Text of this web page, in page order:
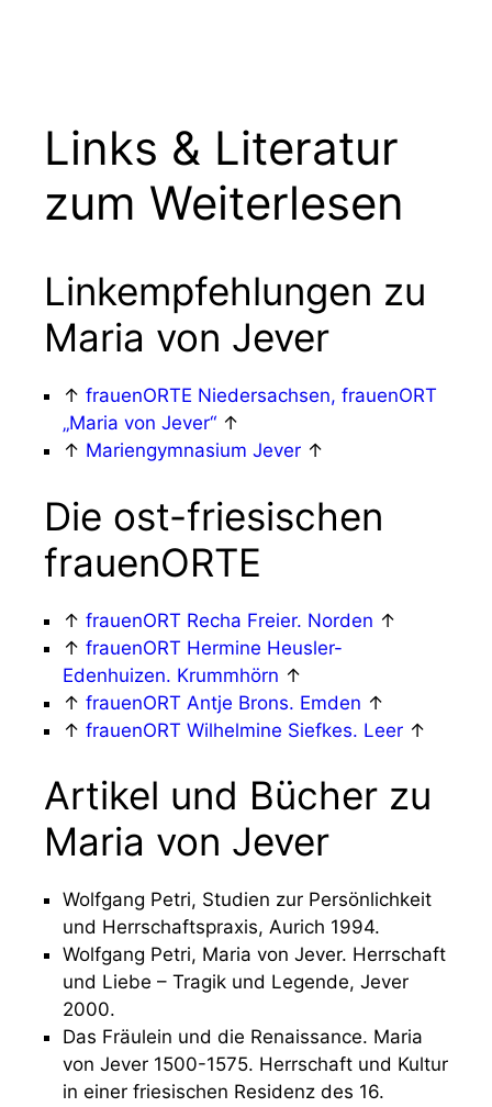
Links & Literatur
zum Weiterlesen
Linkempfehlungen zu
Maria von Jever
↑ frauenORTE Niedersachsen, frauenORT
„Maria von Jever“ ↑
↑ Mariengymnasium Jever ↑
Die ost-friesischen
frauenORTE
↑ frauenORT Recha Freier. Norden ↑
↑ frauenORT Hermine Heusler-
Edenhuizen. Krummhörn ↑
↑ frauenORT Antje Brons. Emden ↑
↑ frauenORT Wilhelmine Siefkes. Leer ↑
Artikel und Bücher zu
Maria von Jever
Wolfgang Petri, Studien zur Persönlichkeit
und Herrschaftspraxis, Aurich 1994.
Wolfgang Petri, Maria von Jever. Herrschaft
und Liebe – Tragik und Legende, Jever
2000.
Das Fräulein und die Renaissance. Maria
von Jever 1500-1575. Herrschaft und Kultur
in einer friesischen Residenz des 16.